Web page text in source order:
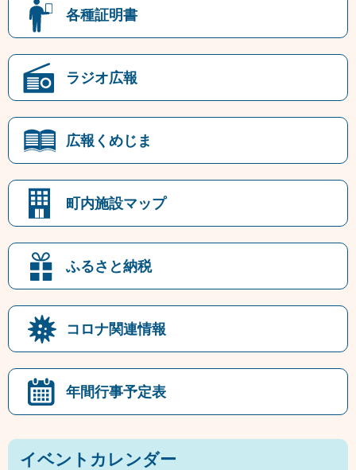
各種証明書
ラジオ広報
広報くめじま
町内施設マップ
ふるさと納税
コロナ関連情報
年間行事予定表
イベントカレンダー